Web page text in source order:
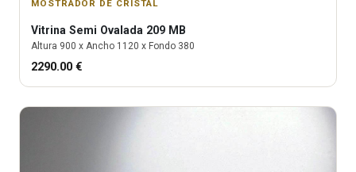
MOSTRADOR DE CRISTAL
Vitrina Semi Ovalada 209 MB
Altura 900 x Ancho 1120 x Fondo 380
2290.00 €